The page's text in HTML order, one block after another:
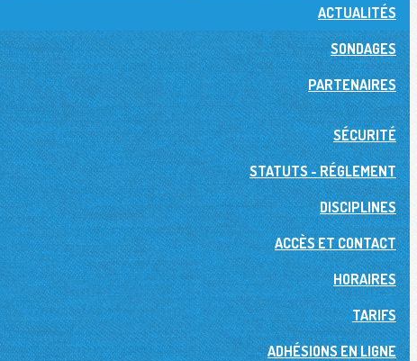
ACTUALITÉS
SONDAGES
PARTENAIRES
SÉCURITÉ
STATUTS - RÉGLEMENT
DISCIPLINES
ACCÈS ET CONTACT
HORAIRES
TARIFS
ADHÉSIONS EN LIGNE